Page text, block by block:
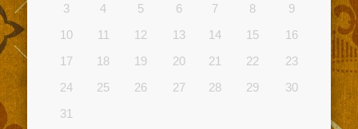
3
4 5 6 7 8
9
10
11 12 13 14 15
16
17
18 19 20 21 22
23
24
25 26 27 28 29
30
31